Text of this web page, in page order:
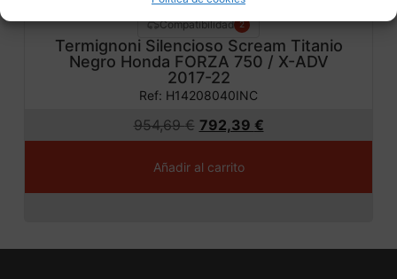
Compatibilidad 2
Termignoni Silencioso Scream Titanio
Negro Honda FORZA 750 / X-ADV
2017-22
Ref: H14208040INC
954,69€ 792,39 €
Añadir al carrito